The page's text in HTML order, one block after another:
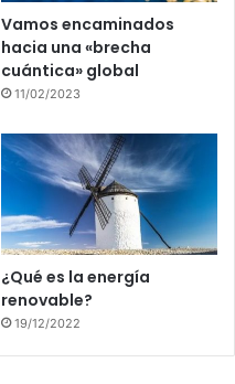
Vamos encaminados
hacia una «brecha
cuántica» global
11/02/2023
¿Qué es la energía
renovable?
19/12/2022